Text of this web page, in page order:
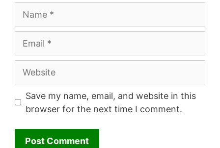
Website
Save my name, email, and website in this
browser for the next time I comment.